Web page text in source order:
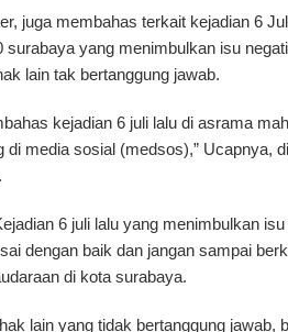
juga membahas terkait kejadian 6
yang menimbulkan isu
lain tak bertanggung jawab.
kejadian 6 juli lalu di asrama
media sosial (medsos),” Ucapnya,
6 juli lalu yang menimbulkan
dengan baik dan jangan sampai
di kota surabaya.
lain yang tidak bertanggung jawab,